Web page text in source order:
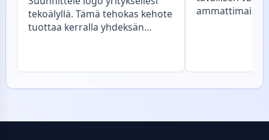
tekoälyllä. Tämä tehokas kehote
tuottaa kerralla yhdeksän
korostavat värikkäitä
samaa rakennetta mille tahansa
karikatyyri,